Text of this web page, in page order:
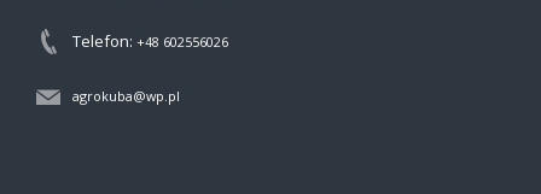
Telefon: +48 602556026
agrokuba@wp.pl